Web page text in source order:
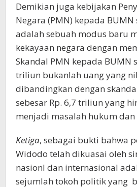
Demikian juga kebijakan
Negara (PMN) kepada BUMN
adalah sebuah modus baru
kekayaan negara dengan
Skandal PMN kepada BUMN
triliun bukanlah uang yang
dibandingkan dengan
sebesar Rp. 6,7 triliun yang
menjadi masalah hukum
Ketiga, sebagai bukti bahwa
Widodo telah dikuasai oleh
nasionl dan internasional
sejumlah tokoh politik yang